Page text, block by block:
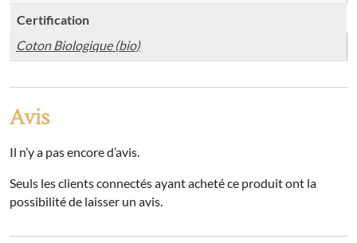
Certification
Coton Biologique (bio)
Avis
Il n’y a pas encore d’avis.
Seuls les clients connectés ayant acheté ce produit ont la
possibilité de laisser un avis.